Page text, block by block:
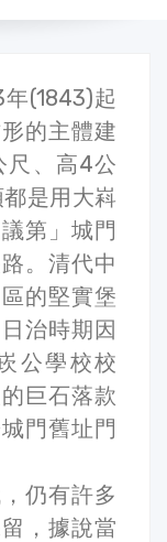
(1843)起
的主體建
尺、高4公
是用大嵙
第」城門
。清代中
的堅實堡
治時期因
公學校校
巨石落款
門舊址門
仍有許多
，據說當